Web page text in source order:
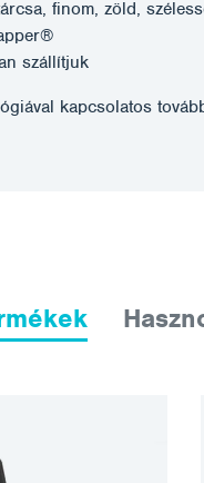
finom, zöld,
szállítjuk
kapcsolatos